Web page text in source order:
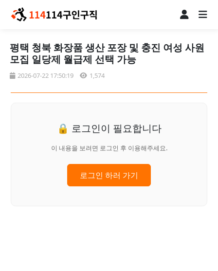
평택 청북 화장품 생산 포장 및 충진 여성 사원
모집 일당제 월급제 선택 가능
2026-07-22 17:50:19 1,574
🔒 로그인이 필요합니다
이 내용을 보려면 로그인 후 이용해주세요.
로그인 하러 가기